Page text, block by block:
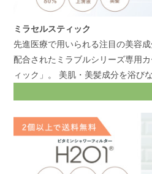
ミラセルスティック
先進医療で用いられる注目の美容
配合されたミラブルシリーズ専用
ィック」。 美肌・美髪成分を浴びながら、残留塩素を約80％除